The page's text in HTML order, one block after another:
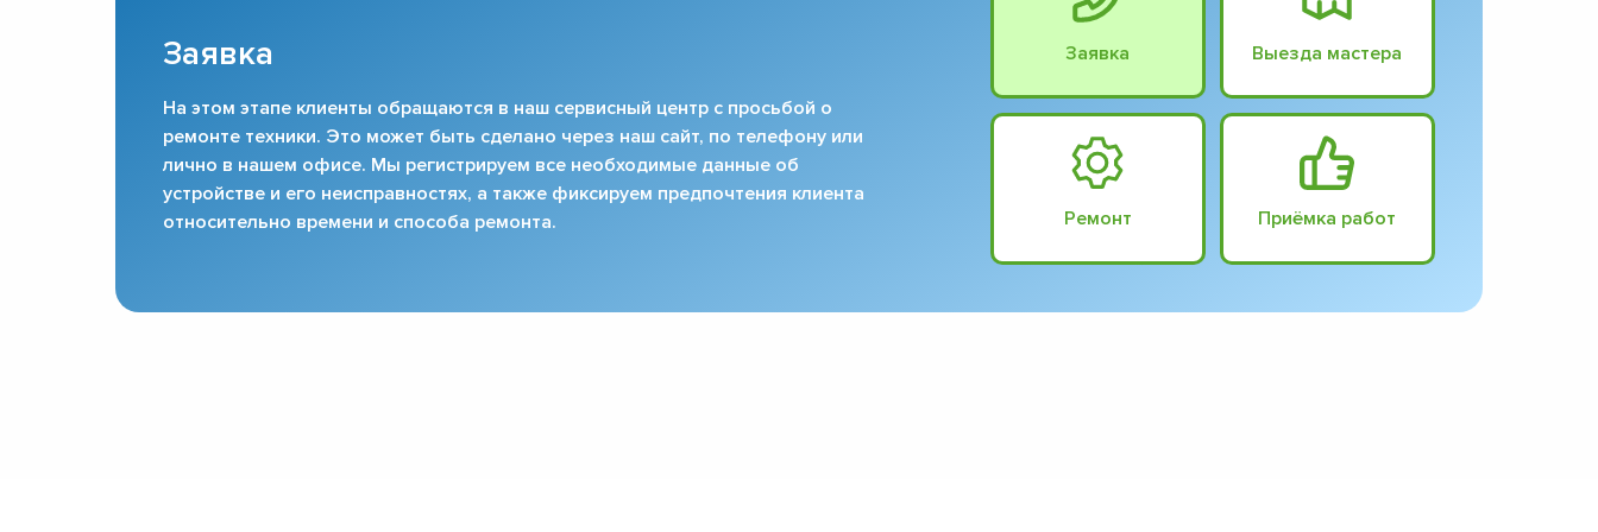
Заявка
На этом этапе клиенты обращаются в наш сервисный центр с просьбой о
ремонте техники. Это может быть сделано через наш сайт, по телефону или
лично в нашем офисе. Мы регистрируем все необходимые данные об
устройстве и его неисправностях, а также фиксируем предпочтения клиента
относительно времени и способа ремонта.
Заявка Выезда мастера
Ремонт Приёмка работ